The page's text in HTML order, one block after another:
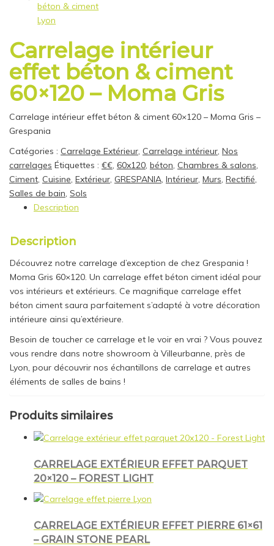
Carrelage intérieur
effet béton & ciment
60×120 – Moma Gris
Carrelage intérieur effet béton & ciment 60×120 – Moma Gris –
Grespania
Catégories : Carrelage Extérieur, Carrelage intérieur, Nos
carrelages Étiquettes : €€, 60x120, béton, Chambres & salons,
Ciment, Cuisine, Extérieur, GRESPANIA, Intérieur, Murs, Rectifié,
Salles de bain, Sols
Description
Description
Découvrez notre carrelage d’exception de chez Grespania !
Moma Gris 60×120. Un carrelage effet béton ciment idéal pour
vos intérieurs et extérieurs. Ce magnifique carrelage effet
béton ciment saura parfaitement s’adapté à votre décoration
intérieure ainsi qu’extérieure.
Besoin de toucher ce carrelage et le voir en vrai ? Vous pouvez
vous rendre dans notre showroom à Villeurbanne, près de
Lyon, pour découvrir nos échantillons de carrelage et autres
éléments de salles de bains !
Produits similaires
CARRELAGE EXTÉRIEUR EFFET PARQUET
20×120 – FOREST LIGHT
CARRELAGE EXTÉRIEUR EFFET PIERRE 61×61
– GRAIN STONE PEARL